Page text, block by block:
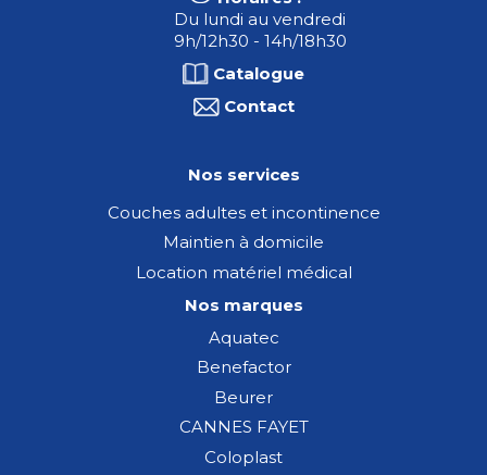
Du lundi au vendredi
9h/12h30 - 14h/18h30
Catalogue
Contact
Nos services
Couches adultes et incontinence
Maintien à domicile
Location matériel médical
Nos marques
Aquatec
Benefactor
Beurer
CANNES FAYET
Coloplast